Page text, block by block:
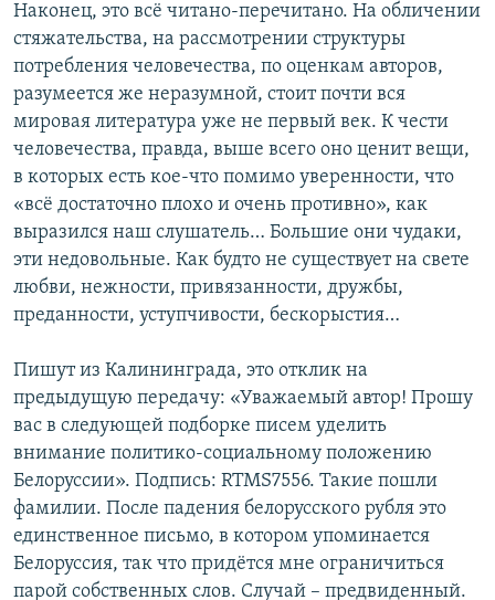
Наконец, это всё читано-перечитано. На обличении
стяжательства, на рассмотрении структуры
потребления человечества, по оценкам авторов,
разумеется же неразумной, стоит почти вся
мировая литература уже не первый век. К чести
человечества, правда, выше всего оно ценит вещи,
в которых есть кое-что помимо уверенности, что
«всё достаточно плохо и очень противно», как
выразился наш слушатель… Большие они чудаки,
эти недовольные. Как будто не существует на свете
любви, нежности, привязанности, дружбы,
преданности, уступчивости, бескорыстия…
Пишут из Калининграда, это отклик на
предыдущую передачу: «Уважаемый автор! Прошу
вас в следующей подборке писем уделить
внимание политико-социальному положению
Белоруссии». Подпись: RTMS7556. Такие пошли
фамилии. После падения белорусского рубля это
единственное письмо, в котором упоминается
Белоруссия, так что придётся мне ограничиться
парой собственных слов. Случай – предвиденный.